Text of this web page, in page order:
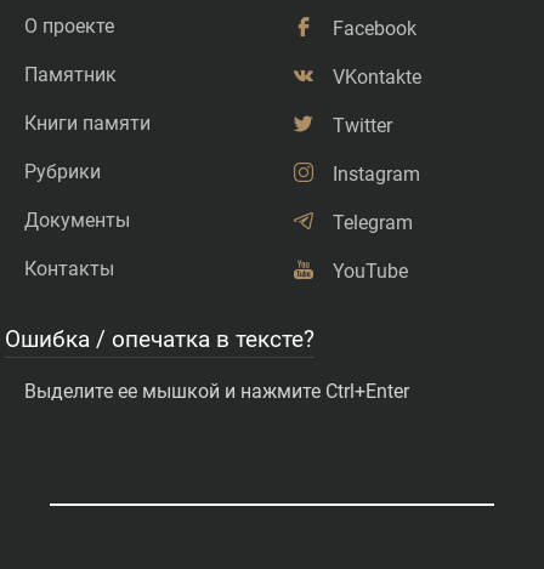
О проекте
Памятник
Книги памяти
Рубрики
Документы
Контакты
Facebook
VKontakte
Twitter
Instagram
Telegram
YouTube
Ошибка / опечатка в тексте?
Выделите ее мышкой и нажмите Ctrl+Enter